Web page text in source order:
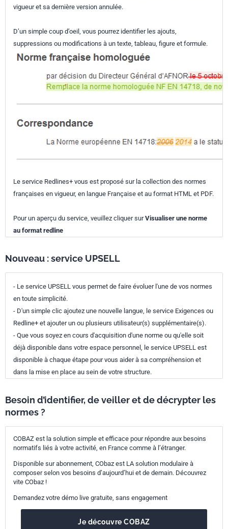
vigueur et sa dernière version annulée.
D’un simple coup d’oeil, vous pourrez identifier les ajouts,
suppressions ou modifications à un texte, tableau, figure et formule.
Le service Redlines+ vous est proposé sur la collection des normes
françaises en vigueur, en langue Française et au format HTML et PDF.
Pour un aperçu du service, veuillez cliquer surVisualiser une norme
au format redline
Nouveau : service UPSELL
- Le service UPSELL vous permet de faire évoluer l'une de vos normes
en toute simplicité.
- D'un simple clic ajoutez une nouvelle langue, le service Exigences ou
Redline+ et ajouter un ou plusieurs utilisateur(s) supplémentaire(s).
- Que vous soyez en cours d'acquisition d'une norme ou qu'elle soit
déjà disponible dans votre espace personnel, le service UPSELL est
disponible à chaque étape pour vous aider à sa compréhension et
dans la mise en place au sein de votre structure.
Besoin d’identifier, de veiller et de décrypter les
normes ?
COBAZ est la solution simple et efficace pour répondre aux besoins
normatifs liés à votre activité, en France comme à l’étranger.
Disponible sur abonnement, CObaz est LA solution modulaire à
composer selon vos besoins d’aujourd’hui et de demain. Découvrez
vite CObaz !
Demandez votre démo live gratuite, sans engagement
Je découvre COBAZ